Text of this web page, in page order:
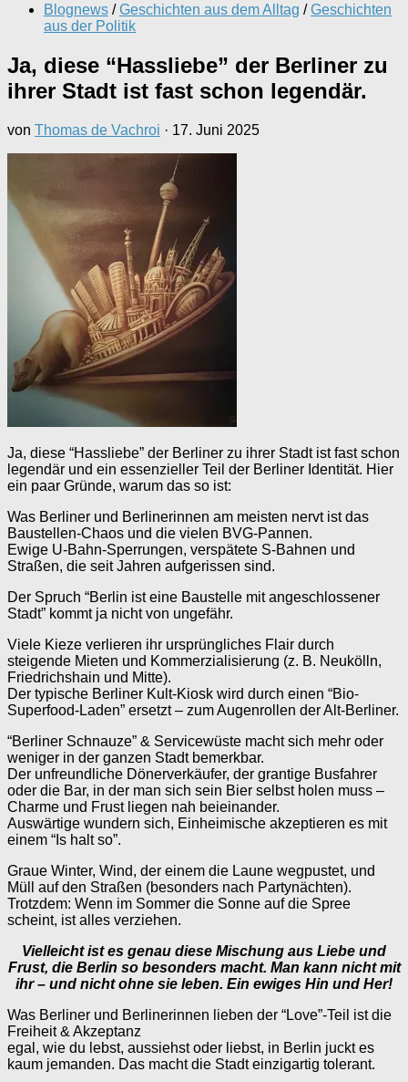
Blognews / Geschichten aus dem Alltag / Geschichten
aus der Politik
Ja, diese “Hassliebe” der Berliner zu
ihrer Stadt ist fast schon legendär.
von Thomas de Vachroi · 17. Juni 2025
Ja, diese “Hassliebe” der Berliner zu ihrer Stadt ist fast schon
legendär und ein essenzieller Teil der Berliner Identität. Hier
ein paar Gründe, warum das so ist:
Was Berliner und Berlinerinnen am meisten nervt ist das
Baustellen-Chaos und die vielen BVG-Pannen.
Ewige U-Bahn-Sperrungen, verspätete S-Bahnen und
Straßen, die seit Jahren aufgerissen sind.
Der Spruch “Berlin ist eine Baustelle mit angeschlossener
Stadt” kommt ja nicht von ungefähr.
Viele Kieze verlieren ihr ursprüngliches Flair durch
steigende Mieten und Kommerzialisierung (z. B. Neukölln,
Friedrichshain und Mitte).
Der typische Berliner Kult-Kiosk wird durch einen “Bio-
Superfood-Laden” ersetzt – zum Augenrollen der Alt-Berliner.
“Berliner Schnauze” & Servicewüste macht sich mehr oder
weniger in der ganzen Stadt bemerkbar.
Der unfreundliche Dönerverkäufer, der grantige Busfahrer
oder die Bar, in der man sich sein Bier selbst holen muss –
Charme und Frust liegen nah beieinander.
Auswärtige wundern sich, Einheimische akzeptieren es mit
einem “Is halt so”.
Graue Winter, Wind, der einem die Laune wegpustet, und
Müll auf den Straßen (besonders nach Partynächten).
Trotzdem: Wenn im Sommer die Sonne auf die Spree
scheint, ist alles verziehen.
Vielleicht ist es genau diese Mischung aus Liebe und
Frust, die Berlin so besonders macht. Man kann nicht mit
ihr – und nicht ohne sie leben. Ein ewiges Hin und Her!
Was Berliner und Berlinerinnen lieben der “Love”-Teil ist die
Freiheit & Akzeptanz
egal, wie du lebst, aussiehst oder liebst, in Berlin juckt es
kaum jemanden. Das macht die Stadt einzigartig tolerant.